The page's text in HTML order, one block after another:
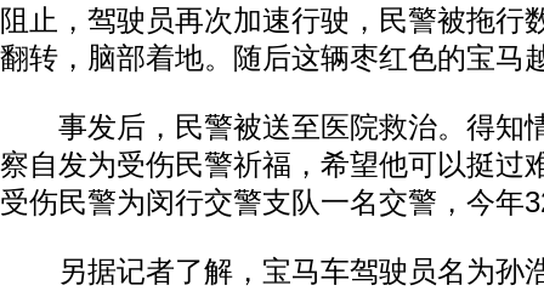
阻止，驾驶员再次加速行驶，民警被拖行
翻转，脑部着地。随后这辆枣红色的宝马
事发后，民警被送至医院救治。得知
察自发为受伤民警祈福，希望他可以挺过
受伤民警为闵行交警支队一名交警，今年
另据记者了解，宝马车驾驶员名为孙